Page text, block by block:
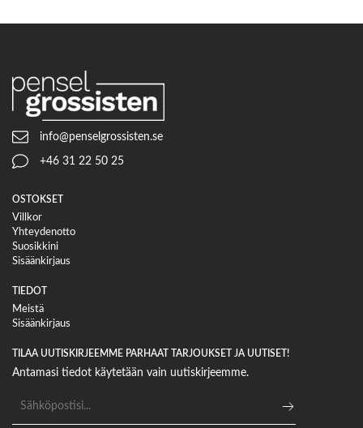
info@penselgrossisten.se
+46 31 22 50 25
OSTOKSET
Villkor
Yhteydenotto
Suosikkini
Sisäänkirjaus
TIEDOT
Meistä
Sisäänkirjaus
TILAA UUTISKIRJEEMME PARHAAT TARJOUKSET JA UUTISET!
Antamasi tiedot käytetään vain uutiskirjeemme.